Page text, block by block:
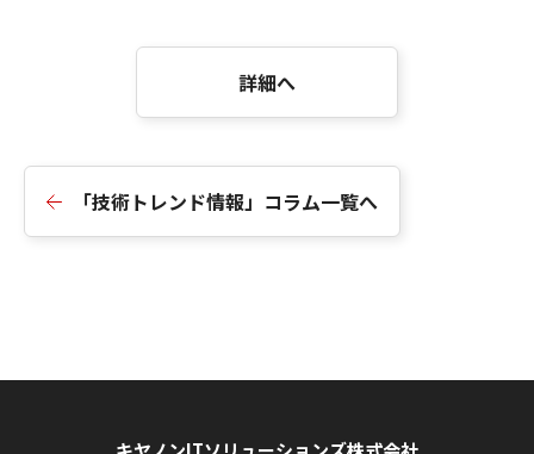
詳細へ
「技術トレンド情報」コラム一覧へ